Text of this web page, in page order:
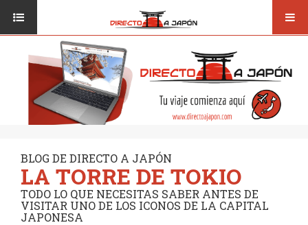
CONSEJOS
DESTINOS
RESTAURANTES
SEGUROS
ISI JAPANESE LANGUAGE SCHOOL
BLOG DE DIRECTO A JAPÓN
LA TORRE DE TOKIO
TODO LO QUE NECESITAS SABER ANTES DE
VISITAR UNO DE LOS ICONOS DE LA CAPITAL
JAPONESA
VIAJAR A JAPÓN
VUELOS
TRANSPORTE
DESTINOS
RUTAS / MAPAS